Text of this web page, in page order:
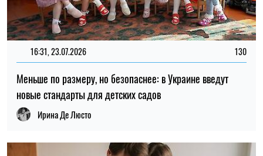
16:31, 23.07.2026 130
Меньше по размеру, но безопаснее: в Украине введут
новые стандарты для детских садов
Ирина Де Люсто